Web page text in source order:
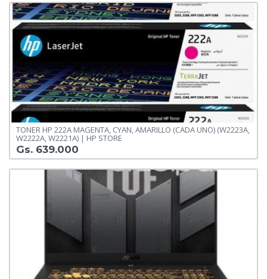
TONER HP 222A MAGENTA, CYAN, AMARILLO (CADA UNO) (W2223A,
W2222A, W2221A) | HP STORE
Gs. 639.000